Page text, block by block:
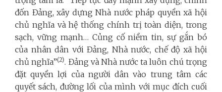
đốn Đảng, xây dựng Nhà nước pháp quyền xã hội
chủ nghĩa và hệ thống chính trị toàn diện, trong
sạch, vững mạnh… Củng cố niềm tin, sự gắn bó
của nhân dân với Đảng, Nhà nước, chế độ xã hội
chủ nghĩa”(2). Đảng và Nhà nước ta luôn chú trọng
đặt quyền lợi của người dân vào trung tâm các
quyết sách, đường lối của mình với mục đích cuối